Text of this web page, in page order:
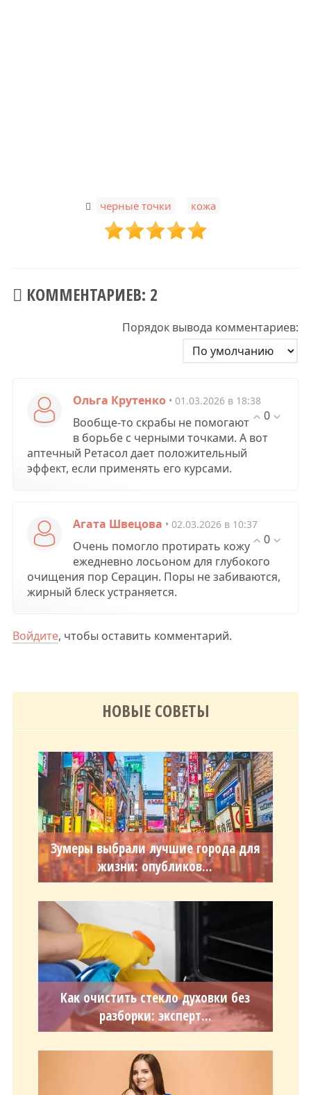
черные точки кожа
КОММЕНТАРИЕВ: 2
Порядок вывода комментариев:
Ольга Крутенко • 01.03.2026 в 18:38
0
Вообще-то скрабы не помогают
в борьбе с черными точками. А вот
аптечный Ретасол дает положительный
эффект, если применять его курсами.
Агата Швецова • 02.03.2026 в 10:37
0
Очень помогло протирать кожу
ежедневно лосьоном для глубокого
очищения пор Серацин. Поры не забиваются,
жирный блеск устраняется.
Войдите, чтобы оставить комментарий.
НОВЫЕ СОВЕТЫ
Зумеры выбрали лучшие города для
жизни: опубликов...
Как очистить стекло духовки без
разборки: эксперт...